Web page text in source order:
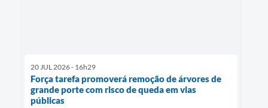
20 JUL 2026 - 16h29
Força tarefa promoverá remoção de árvores de
grande porte com risco de queda em vias
públicas